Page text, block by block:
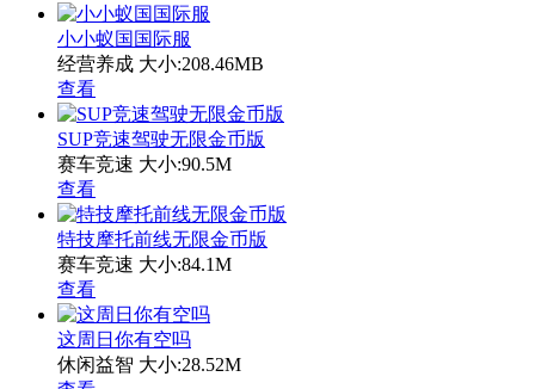
小小蚁国国际服
经营养成 大小:208.46MB
查看
SUP竞速驾驶无限金币版
赛车竞速 大小:90.5M
查看
特技摩托前线无限金币版
赛车竞速 大小:84.1M
查看
这周日你有空吗
休闲益智 大小:28.52M